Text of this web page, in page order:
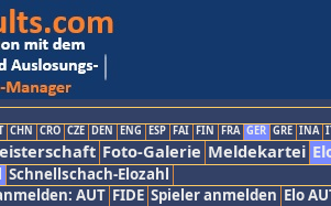
CHN CRO CZE DEN ENG ESP FAI FIN FRA GER GRE INA
Foto-Galerie Meldekartei
Schnellschach-Elozahl
AUT FIDE Spieler anmelden Elo